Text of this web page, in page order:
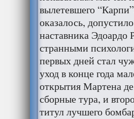
вылетевшего
оказалось,
наставника
странными
первых дней стал
уход в конце года
открытия Мартена
сборные тура, и
титул лучшего